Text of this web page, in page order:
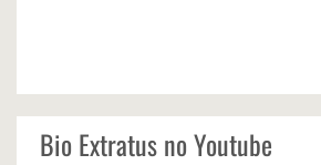
Bio Extratus no Youtube